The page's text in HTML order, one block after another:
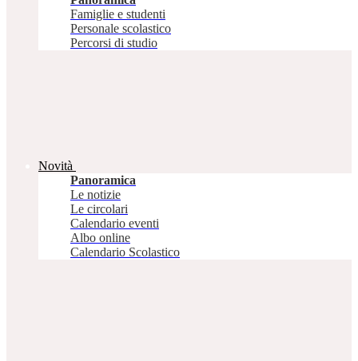
Famiglie e studenti
Personale scolastico
Percorsi di studio
Novità
Panoramica
Le notizie
Le circolari
Calendario eventi
Albo online
Calendario Scolastico